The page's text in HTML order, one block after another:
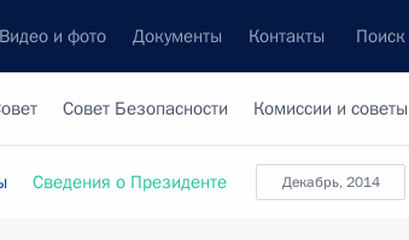
Видео и фото Документы Контакты Поиск
Совет Безопасности Комиссии и советы
декабрь, 2014
Сведения о Президенте